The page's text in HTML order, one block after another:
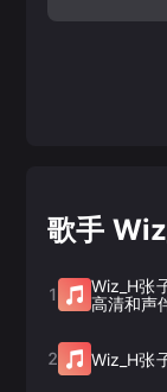
歌手
1 Wiz_H张
高清和声
2 Wiz_H张